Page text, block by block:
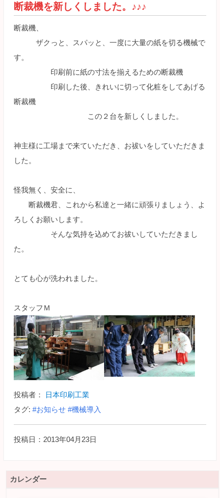
断裁機を新しくしました。♪♪♪
断裁機、
ザクっと、スパッと、一度に大量の紙を切る機械で
す。
印刷前に紙の寸法を揃えるための断裁機
印刷した後、きれいに切って化粧をしてあげる
断裁機
この２台を新しくしました。
神主様に工場まで来ていただき、お祓いをしていただきま
した。
怪我無く、安全に、
断裁機君、これから私達と一緒に頑張りましょう、よ
ろしくお願いします。
そんな気持を込めてお祓いしていただきまし
た。
とても心が洗われました。
スタッフＭ
投稿者：
日本印刷工業
タグ: #お知らせ #機械導入
投稿日：2013年04月23日
カレンダー